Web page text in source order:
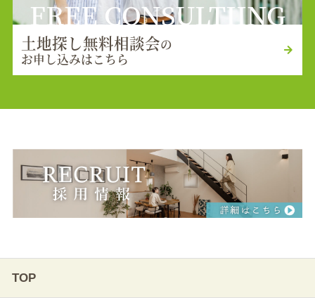
FREE CONSULTIING
土地探し無料相談会の
お申し込みはこちら
TOP